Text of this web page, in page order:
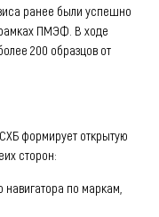
ранее были успешно
ПМЭФ. В ходе
200 образцов от
формирует открытую
сторон:
навигатора по маркам,